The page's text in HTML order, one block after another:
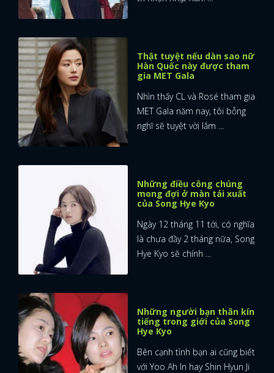
Thật tuyệt nếu dàn sao nữ
Hàn Quốc này được tham
gia MET Gala
Nhìn thấy CL và Rosé tham gia
MET Gala năm nay, tôi bỗng
nghĩ sẽ tuyệt vời lắm ...
Những điều công chúng
mong đợi ở màn tái xuất
của Song Hye Kyo
Ngày 12 tháng 11 tới, có nghĩa
là chưa đầy 2 tháng nữa, Song
Hye Kyo sẽ chính ...
Những người bạn thân kín
tiếng trong giới của Song
Hye Kyo
Bên cạnh tình bạn ai cũng biết
với Yoo Ah In hay Shin Hyun Ji